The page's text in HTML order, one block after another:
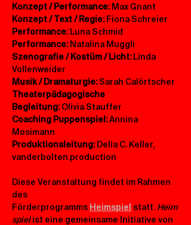
Konzept / Performance: Max Gnant
Konzept / Text / Regie: Fiona Schreier
Performance: Luna Schmid
Performance: Natalina Muggli
Szenografie / Kostüm / Licht: Linda
Vollenweider
Musik / Dramaturgie: Sarah Calörtscher
Theaterpädagogische
Begleitung: Olivia Stauffer
Coaching Puppenspiel: Annina
Mosimann
Produktionsleitung: Delia C. Keller,
vanderbolten.production
Diese Veranstaltung findet im Rahmen
des
Förderprogramms Heimspiel statt. Heim
spiel ist eine gemeinsame Initiative von